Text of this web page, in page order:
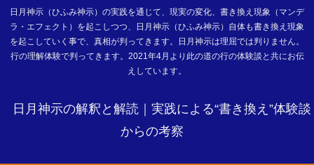
日月神示（ひふみ神示）の実践を通じて、現実の変化、書き換え現象（マンデ
ラ・エフェクト）を起こしつつ、日月神示（ひふみ神示）自体も書き換え現象
を起こしていく事で、真相が判ってきます。日月神示は理屈では判りません。
行の理解体験で判ってきます。2021年4月より此の道の行の体験談と共にお伝
えしています。
日月神示の解釈と解読｜実践による“書き換え”体験談
からの考察